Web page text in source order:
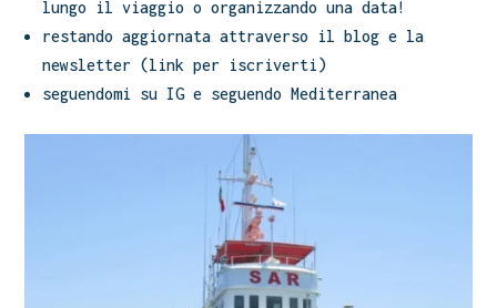
lungo il viaggio o organizzando una data!
restando aggiornata attraverso il blog e la
newsletter (link per iscriverti)
seguendomi su IG e seguendo Mediterranea